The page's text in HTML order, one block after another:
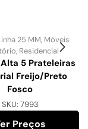
25 MM, Móveis
, Residencial
5 Prateleiras
Freijo/Preto
Fosco
SKU: 7993
Preços